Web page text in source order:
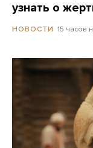
узнать о
НОВОСТИ 15 часов